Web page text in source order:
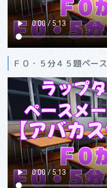
Ｆ０・５分４５題ペース